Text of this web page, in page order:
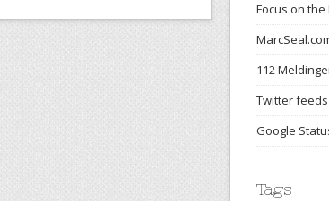
Focus on the
112
Twitter feeds
Google
Tags